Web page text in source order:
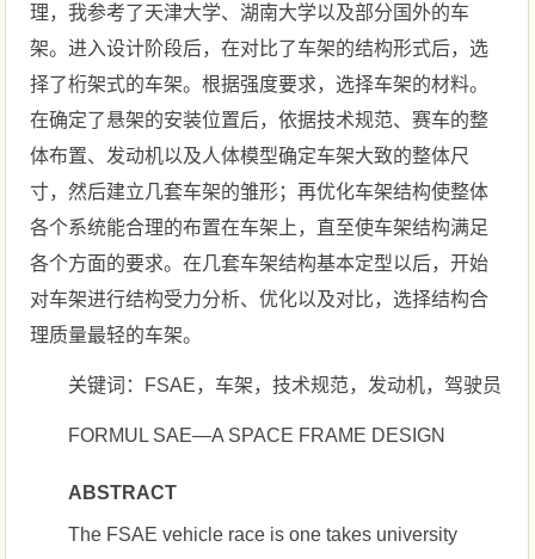
理，我参考了天津大学、湖南大学以及部分国外的车
架。进入设计阶段后，在对比了车架的结构形式后，选
择了桁架式的车架。根据强度要求，选择车架的材料。
在确定了悬架的安装位置后，依据技术规范、赛车的整
体布置、发动机以及人体模型确定车架大致的整体尺
寸，然后建立几套车架的雏形；再优化车架结构使整体
各个系统能合理的布置在车架上，直至使车架结构满足
各个方面的要求。在几套车架结构基本定型以后，开始
对车架进行结构受力分析、优化以及对比，选择结构合
理质量最轻的车架。
关键词：FSAE，车架，技术规范，发动机，驾驶员
FORMUL SAE—A SPACE FRAME DESIGN
ABSTRACT
The FSAE vehicle race is one takes university